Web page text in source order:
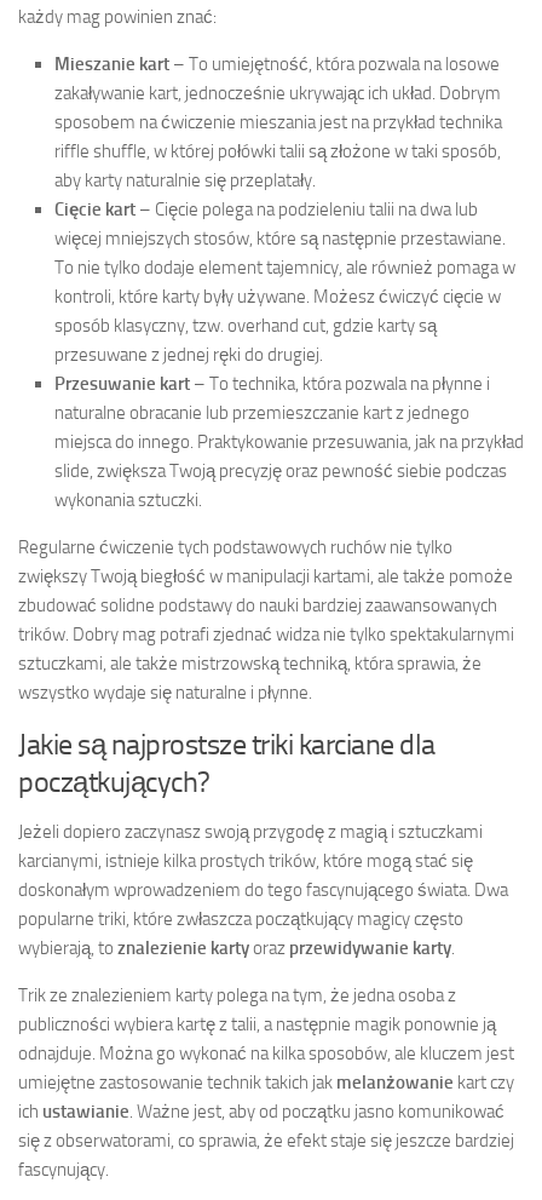
każdy mag powinien znać:
Mieszanie kart – To umiejętność, która pozwala na losowe
zakaływanie kart, jednocześnie ukrywając ich układ. Dobrym
sposobem na ćwiczenie mieszania jest na przykład technika
riffle shuffle, w której połówki talii są złożone w taki sposób,
aby karty naturalnie się przeplatały.
Cięcie kart – Cięcie polega na podzieleniu talii na dwa lub
więcej mniejszych stosów, które są następnie przestawiane.
To nie tylko dodaje element tajemnicy, ale również pomaga w
kontroli, które karty były używane. Możesz ćwiczyć cięcie w
sposób klasyczny, tzw. overhand cut, gdzie karty są
przesuwane z jednej ręki do drugiej.
Przesuwanie kart – To technika, która pozwala na płynne i
naturalne obracanie lub przemieszczanie kart z jednego
miejsca do innego. Praktykowanie przesuwania, jak na przykład
slide, zwiększa Twoją precyzję oraz pewność siebie podczas
wykonania sztuczki.
Regularne ćwiczenie tych podstawowych ruchów nie tylko
zwiększy Twoją biegłość w manipulacji kartami, ale także pomoże
zbudować solidne podstawy do nauki bardziej zaawansowanych
trików. Dobry mag potrafi zjednać widza nie tylko spektakularnymi
sztuczkami, ale także mistrzowską techniką, która sprawia, że
wszystko wydaje się naturalne i płynne.
Jakie są najprostsze triki karciane dla
początkujących?
Jeżeli dopiero zaczynasz swoją przygodę z magią i sztuczkami
karcianymi, istnieje kilka prostych trików, które mogą stać się
doskonałym wprowadzeniem do tego fascynującego świata. Dwa
popularne triki, które zwłaszcza początkujący magicy często
wybierają, to znalezienie kartyoraz przewidywanie karty
Trik ze znalezieniem karty polega na tym, że jedna osoba z
publiczności wybiera kartę z talii, a następnie magik ponownie ją
odnajduje. Można go wykonać na kilka sposobów, ale kluczem jest
umiejętne zastosowanie technik takich jak melanżowanie kart czy
ich ustawianie . Ważne jest, aby od początku jasno komunikować
się z obserwatorami, co sprawia, że efekt staje się jeszcze bardziej
fascynujący.